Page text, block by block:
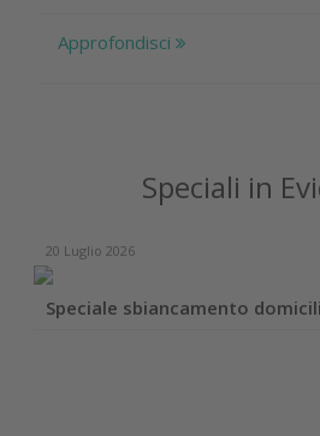
Approfondisci
Speciali in
20 Luglio 2026
Speciale sbiancamento